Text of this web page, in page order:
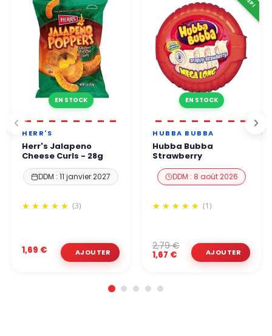
EN STOCK
HERR'S
Herr's Jalapeno
Cheese Curls - 28g
DDM : 11 janvier 2027
(3)
1,69 €
EN STOCK
HUBBA BUBBA
Hubba Bubba
Strawberry
DDM : 8 août 2026
(1)
1,67 €
2,79 €